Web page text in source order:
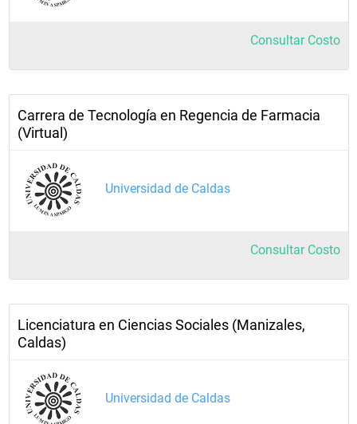
Consultar Costo
Carrera de Tecnología en Regencia de Farmacia
(Virtual)
Universidad de Caldas
Consultar Costo
Licenciatura en Ciencias Sociales (Manizales,
Caldas)
Universidad de Caldas